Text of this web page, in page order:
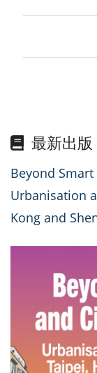
最新出版
Beyond
Urbanisation
Kong and